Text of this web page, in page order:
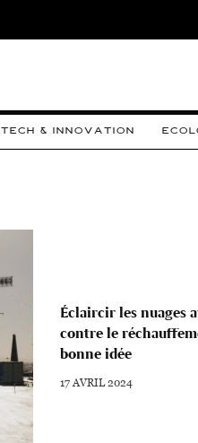
TECH & INNOVATION
Éclaircir les nuages
contre le
bonne idée
17 AVRIL 2024